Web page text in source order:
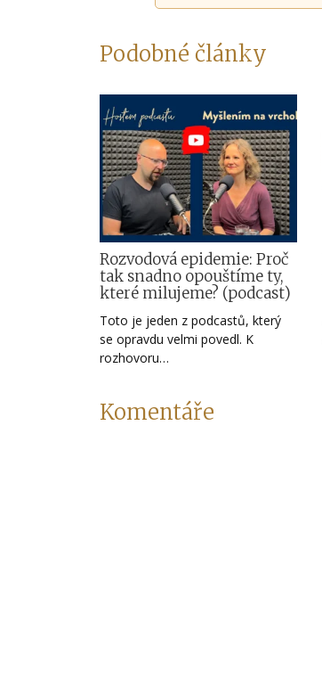
Podobné články
Rozvodová epidemie: Proč
tak snadno opouštíme ty,
které milujeme? (podcast)
Toto je jeden z podcastů, který
se opravdu velmi povedl. K
rozhovoru…
Komentáře